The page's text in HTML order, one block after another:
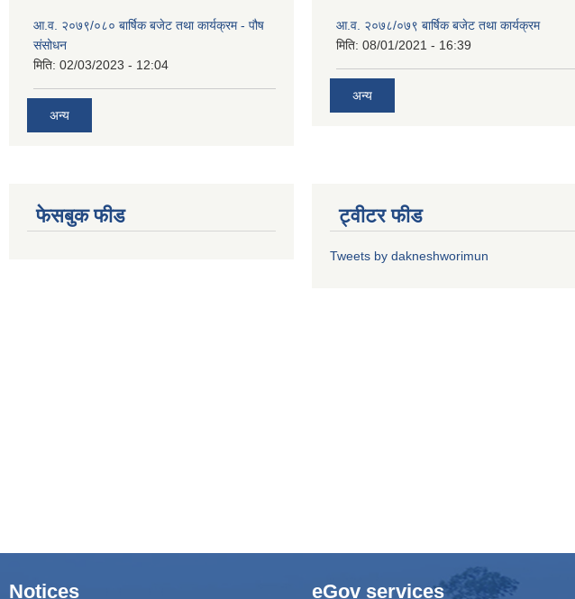
आ.व. २०७९/०८० बार्षिक बजेट तथा कार्यक्रम - पौष
संसोधन
मिति: 02/03/2023 - 12:04
अन्य
आ.व. २०७८/०७९ बार्षिक बजेट तथा कार्यक्रम
मिति: 08/01/2021 - 16:39
अन्य
फेसबुक फीड ट्वीटर फीड
Tweets by dakneshworimun
Notices eGov services